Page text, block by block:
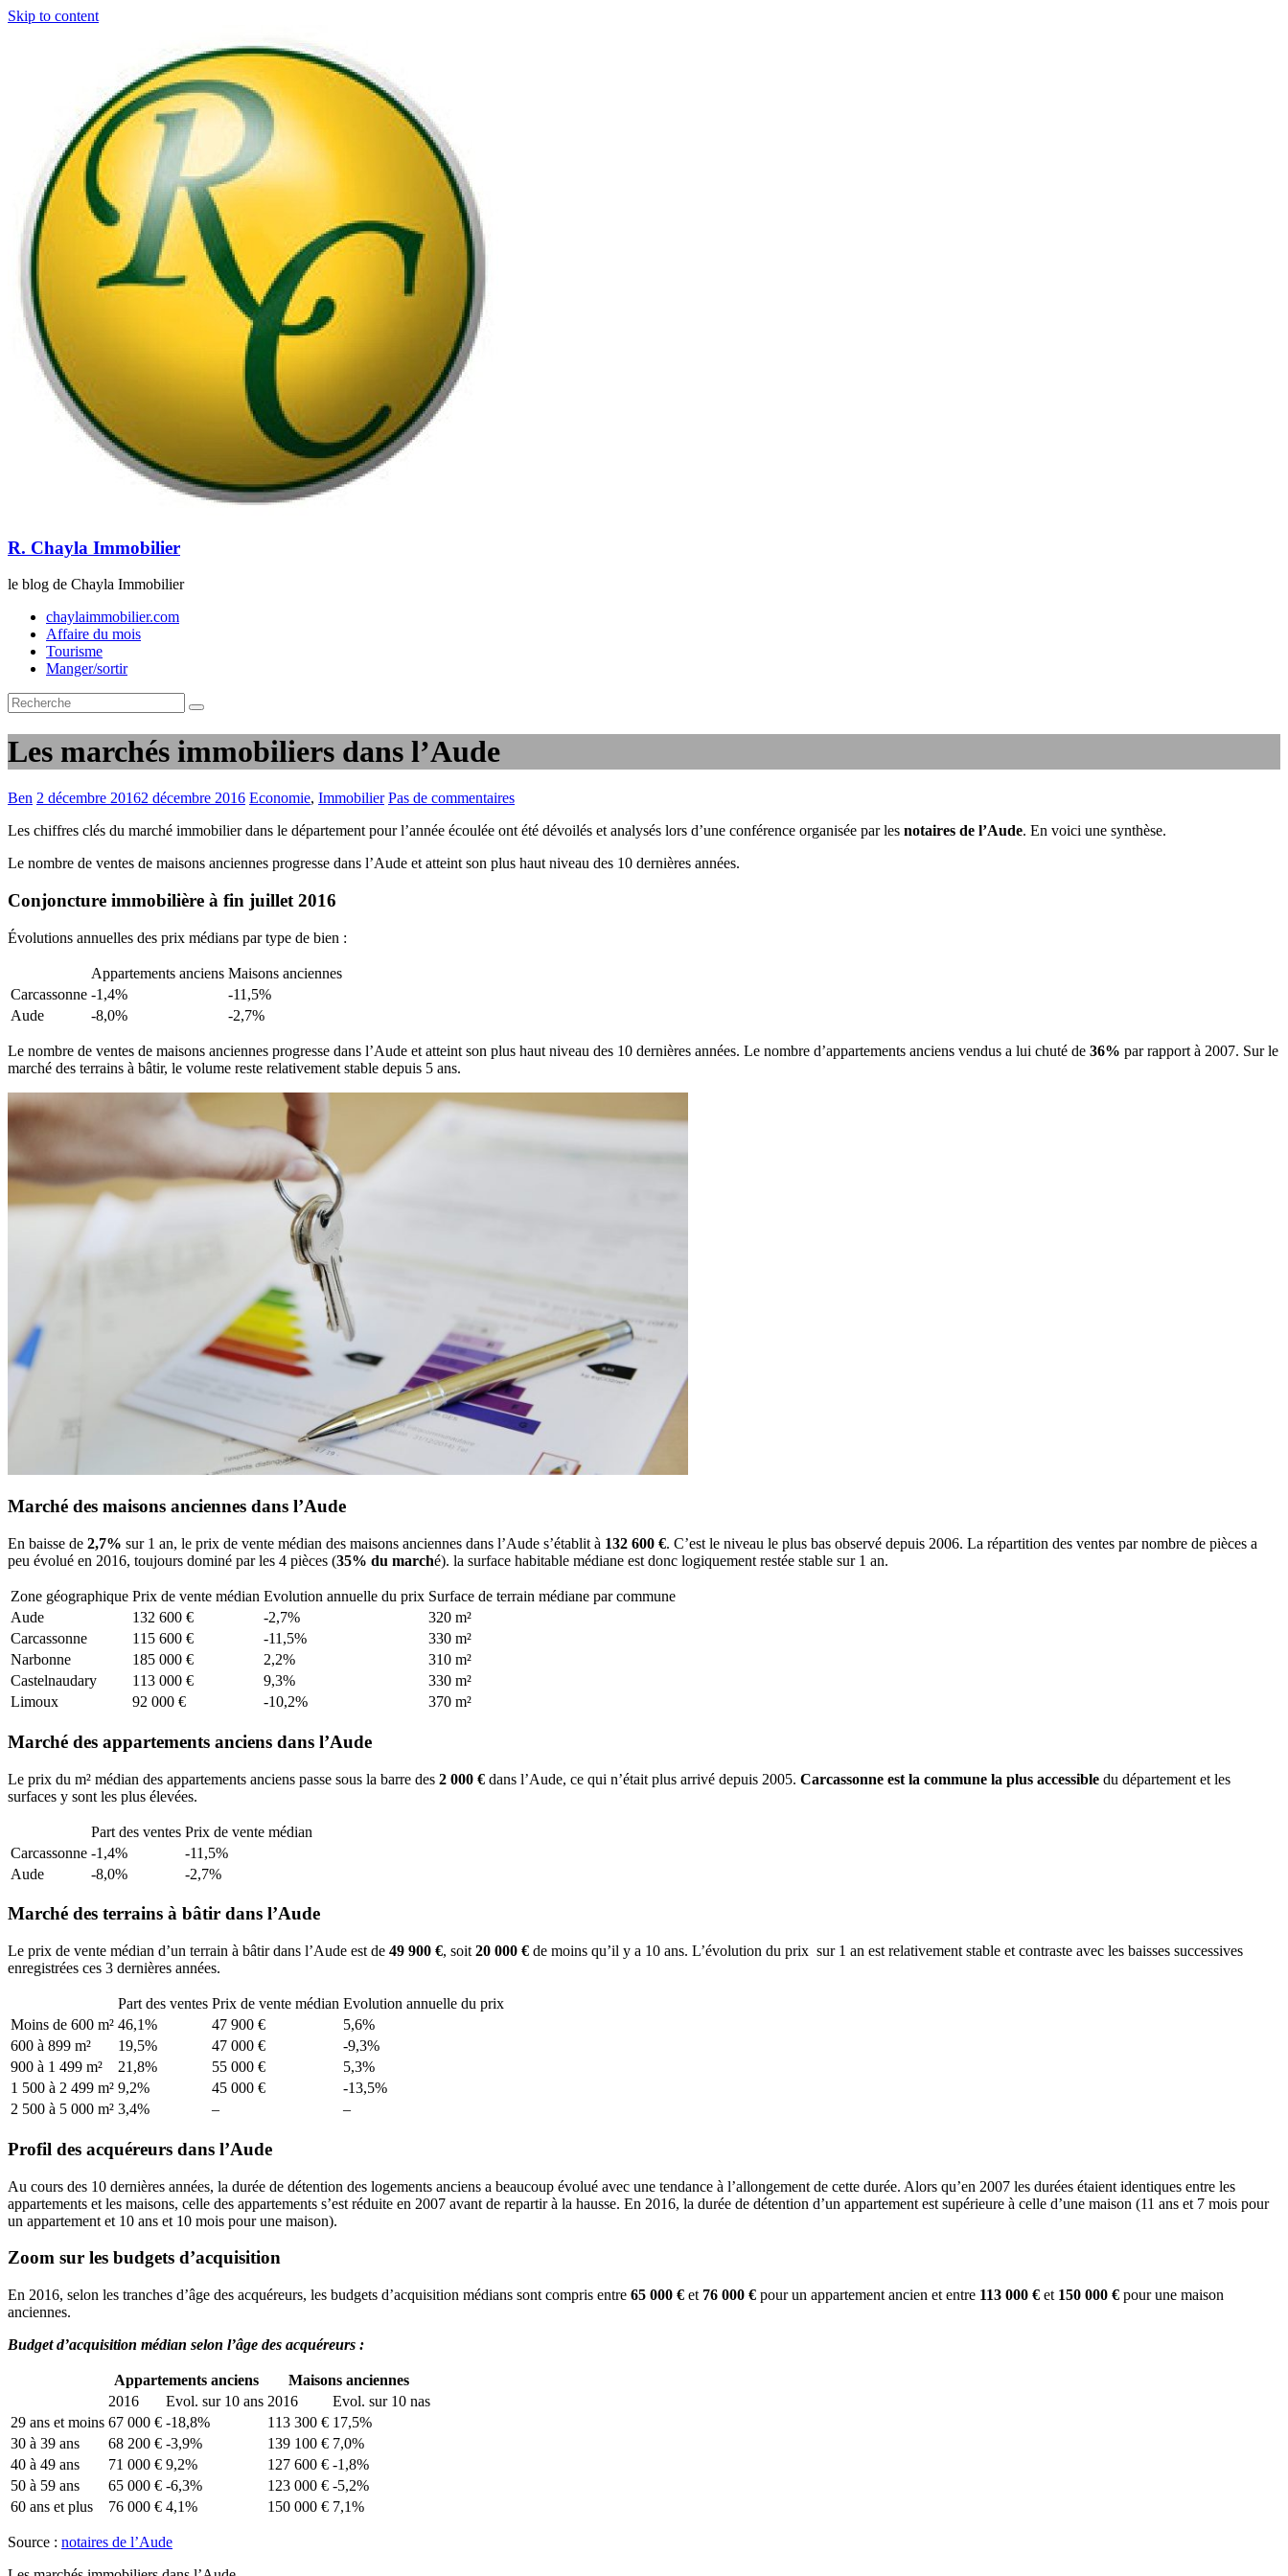
Skip to content
R. Chayla Immobilier
le blog de Chayla Immobilier
chaylaimmobilier.com
Affaire du mois
Tourisme
Manger/sortir
Les marchés immobiliers dans l’Aude
Ben 2 décembre 20162 décembre 2016 Economie, Immobilier Pas de commentaires
Les chiffres clés du marché immobilier dans le département pour l’année écoulée ont été dévoilés et analysés lors d’une conférence organisée par les notaires de l’Aude. En voici une synthèse.
Le nombre de ventes de maisons anciennes progresse dans l’Aude et atteint son plus haut niveau des 10 dernières années.
Conjoncture immobilière à fin juillet 2016
Évolutions annuelles des prix médians par type de bien :
Appartements anciens Maisons anciennes
Carcassonne -1,4%
-11,5%
Aude
-8,0% -2,7%
Le nombre de ventes de maisons anciennes progresse dans l’Aude et atteint son plus haut niveau des 10 dernières années. Le nombre d’appartements anciens vendus a lui chuté de 36% par rapport à 2007. Sur le
marché des terrains à bâtir, le volume reste relativement stable depuis 5 ans.
Marché des maisons anciennes dans l’Aude
En baisse de 2,7% sur 1 an, le prix de vente médian des maisons anciennes dans l’Aude s’établit à 132 600 €. C’est le niveau le plus bas observé depuis 2006. La répartition des ventes par nombre de pièces a
peu évolué en 2016, toujours dominé par les 4 pièces (35% du marché). la surface habitable médiane est donc logiquement restée stable sur 1 an.
Zone géographique Prix de vente médian Evolution annuelle du prix Surface de terrain médiane par commune
Aude
132 600 € -2,7%
320 m²
Carcassonne
115 600 € -11,5%
330 m²
Narbonne
185 000 € 2,2%
310 m²
Castelnaudary
113 000 € 9,3%
330 m²
Limoux
92 000 € -10,2% 370 m²
Marché des appartements anciens dans l’Aude
Le prix du m² médian des appartements anciens passe sous la barre des 2 000 € dans l’Aude, ce qui n’était plus arrivé depuis 2005. Carcassonne est la commune la plus accessible du département et les
surfaces y sont les plus élevées.
Part des ventes Prix de vente médian
Carcassonne -1,4%
-11,5%
Aude
-8,0% -2,7%
Marché des terrains à bâtir dans l’Aude
Le prix de vente médian d’un terrain à bâtir dans l’Aude est de 49 900 €, soit 20 000 € de moins qu’il y a 10 ans. L’évolution du prix sur 1 an est relativement stable et contraste avec les baisses successives
enregistrées ces 3 dernières années.
Part des ventes Prix de vente médian Evolution annuelle du prix
Moins de 600 m² 46,1% 47 900 €
5,6%
600 à 899 m²
19,5% 47 000 €
-9,3%
900 à 1 499 m²
21,8% 55 000 €
5,3%
1 500 à 2 499 m² 9,2% 45 000 €
-13,5%
2 500 à 5 000 m² 3,4% – –
Profil des acquéreurs dans l’Aude
Au cours des 10 dernières années, la durée de détention des logements anciens a beaucoup évolué avec une tendance à l’allongement de cette durée. Alors qu’en 2007 les durées étaient identiques entre les
appartements et les maisons, celle des appartements s’est réduite en 2007 avant de repartir à la hausse. En 2016, la durée de détention d’un appartement est supérieure à celle d’une maison (11 ans et 7 mois pour
un appartement et 10 ans et 10 mois pour une maison).
Zoom sur les budgets d’acquisition
En 2016, selon les tranches d’âge des acquéreurs, les budgets d’acquisition médians sont compris entre 65 000 € et 76 000 € pour un appartement ancien et entre 113 000 € et 150 000 € pour une maison
anciennes.
Budget d’acquisition médian selon l’âge des acquéreurs :
Appartements anciens
Maisons anciennes
2016
Evol. sur 10 ans 2016
Evol. sur 10 nas
29 ans et moins 67 000 € -18,8% 113 300 € 17,5%
30 à 39 ans
68 200 € -3,9% 139 100 € 7,0%
40 à 49 ans
71 000 € 9,2% 127 600 € -1,8%
50 à 59 ans
65 000 € -6,3% 123 000 € -5,2%
60 ans et plus
76 000 € 4,1% 150 000 € 7,1%
Source : notaires de l’Aude